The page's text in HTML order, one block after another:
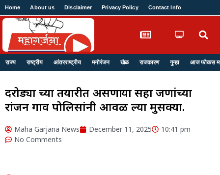
Home About us Disclaimer Privacy Policy Contact Info
राज्य राष्ट्रीय आंतरराष्ट्रीय मनोरंजन खेळ राजकारण गुन्हा आज फोकस
दरोड्या च्या तयारीत असणाऱ्या सहा जणांच्या
रांजन गाव पोलिसांनी आवळ ल्या मुसक्या.
Maha Garjana News December 11, 2025
10:41 pm
No Comments